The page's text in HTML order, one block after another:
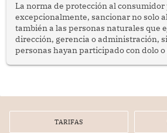
La norma de protección al
excepcionalmente, sancionar no solo
también a las personas naturales que
dirección, gerencia o administración,
personas hayan participado con dolo
por la frustrada realización de un
TARIFAS